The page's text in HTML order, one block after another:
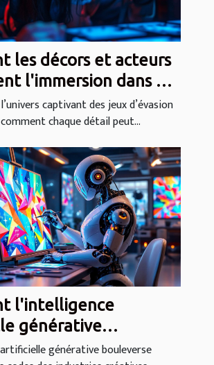
les décors et acteurs
l'immersion dans un
?captivant des jeux d’évasion
chaque détail peut...
l'intelligence
générative
t-elle les industries
générative bouleverse